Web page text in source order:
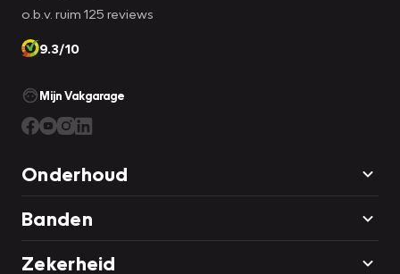
o.b.v. ruim 125 reviews
9.3/10
Mijn Vakgarage
Onderhoud
Banden
Zekerheid